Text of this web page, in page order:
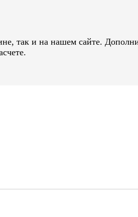
так и на нашем сайте.